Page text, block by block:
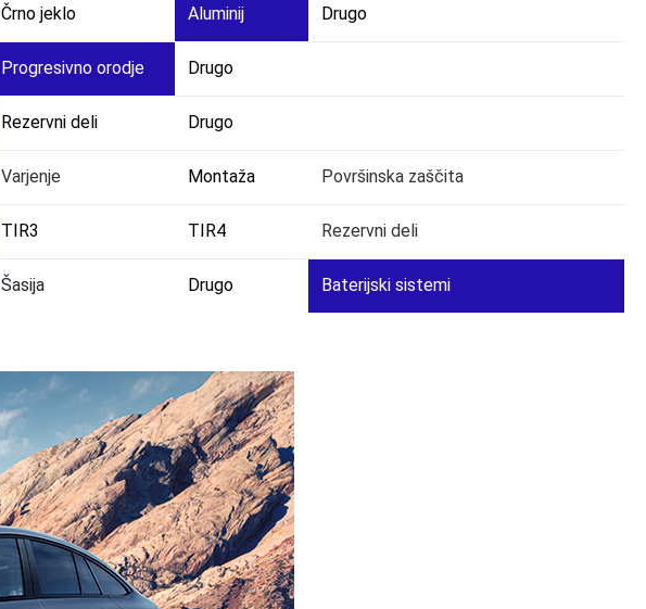
Črno jeklo Aluminij Drugo
Progresivno orodje Drugo
Rezervni deli Drugo
Varjenje Montaža Površinska zaščita
TIR3 TIR4 Rezervni deli
Šasija Drugo Baterijski sistemi